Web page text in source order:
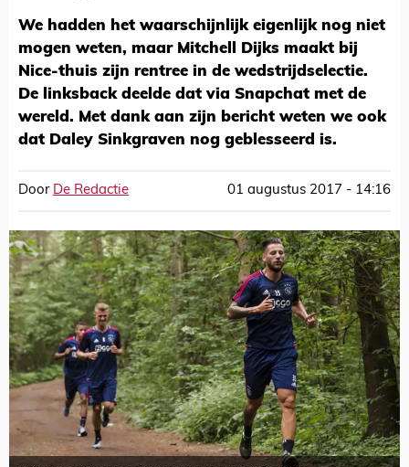
We hadden het waarschijnlijk eigenlijk nog niet
mogen weten, maar Mitchell Dijks maakt bij
Nice-thuis zijn rentree in de wedstrijdselectie.
De linksback deelde dat via Snapchat met de
wereld. Met dank aan zijn bericht weten we ook
dat Daley Sinkgraven nog geblesseerd is.
Door De Redactie 01 augustus 2017 - 14:16